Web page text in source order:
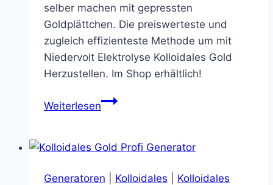
selber machen mit gepressten
Goldplättchen. Die preiswerteste und
zugleich effizienteste Methode um mit
Niedervolt Elektrolyse Kolloidales Gold
Herzustellen. Im Shop erhältlich!
WeiterlesenGepresste
Generatoren Kolloidales
Kolloidales